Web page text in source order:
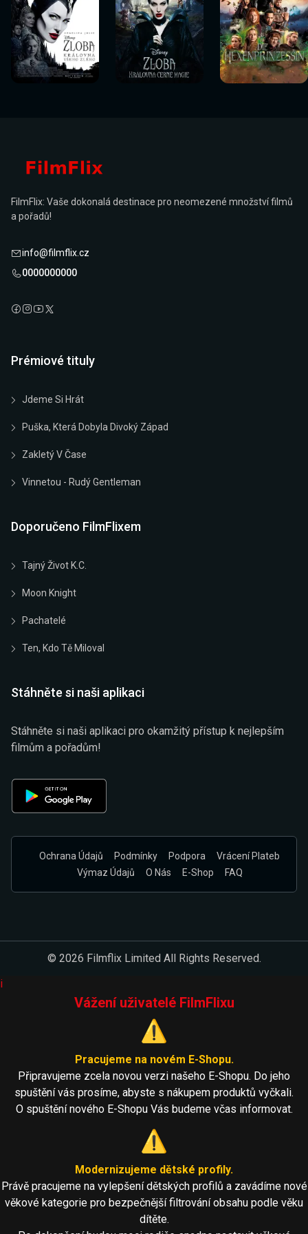
Sledovat
nyní
Sledovat
nyní
Sledovat
nyní
Sledovat
nyní
Sledovat
nyní
Sledovat
nyní
FilmFlix: Vaše dokonalá destinace pro neomezené množství filmů
a pořadů!
info@filmflix.cz
0000000000
Prémiové tituly
Jdeme Si Hrát
Puška, Která Dobyla Divoký Západ
Zakletý V Čase
Vinnetou - Rudý Gentleman
Doporučeno FilmFlixem
Tajný Život K.C.
Moon Knight
Pachatelé
Ten, Kdo Tě Miloval
Stáhněte si naši aplikaci
Stáhněte si naši aplikaci pro okamžitý přístup k nejlepším
filmům a pořadům!
Ochrana Údajů Podmínky Podpora
Vrácení Plateb
Výmaz Údajů
O Nás E-Shop FAQ
© 2026 Filmflix Limited All Rights Reserved.
i
Vážení uživatelé FilmFlixu
⚠️
Pracujeme na novém E-Shopu.
Připravujeme zcela novou verzi našeho E-Shopu. Do jeho
spuštění vás prosíme, abyste s nákupem produktů vyčkali.
O spuštění nového E-Shopu Vás budeme včas informovat.
⚠️
Modernizujeme dětské profily.
Právě pracujeme na vylepšení dětských profilů a zavádíme nové
věkové kategorie pro bezpečnější filtrování obsahu podle věku
dítěte.